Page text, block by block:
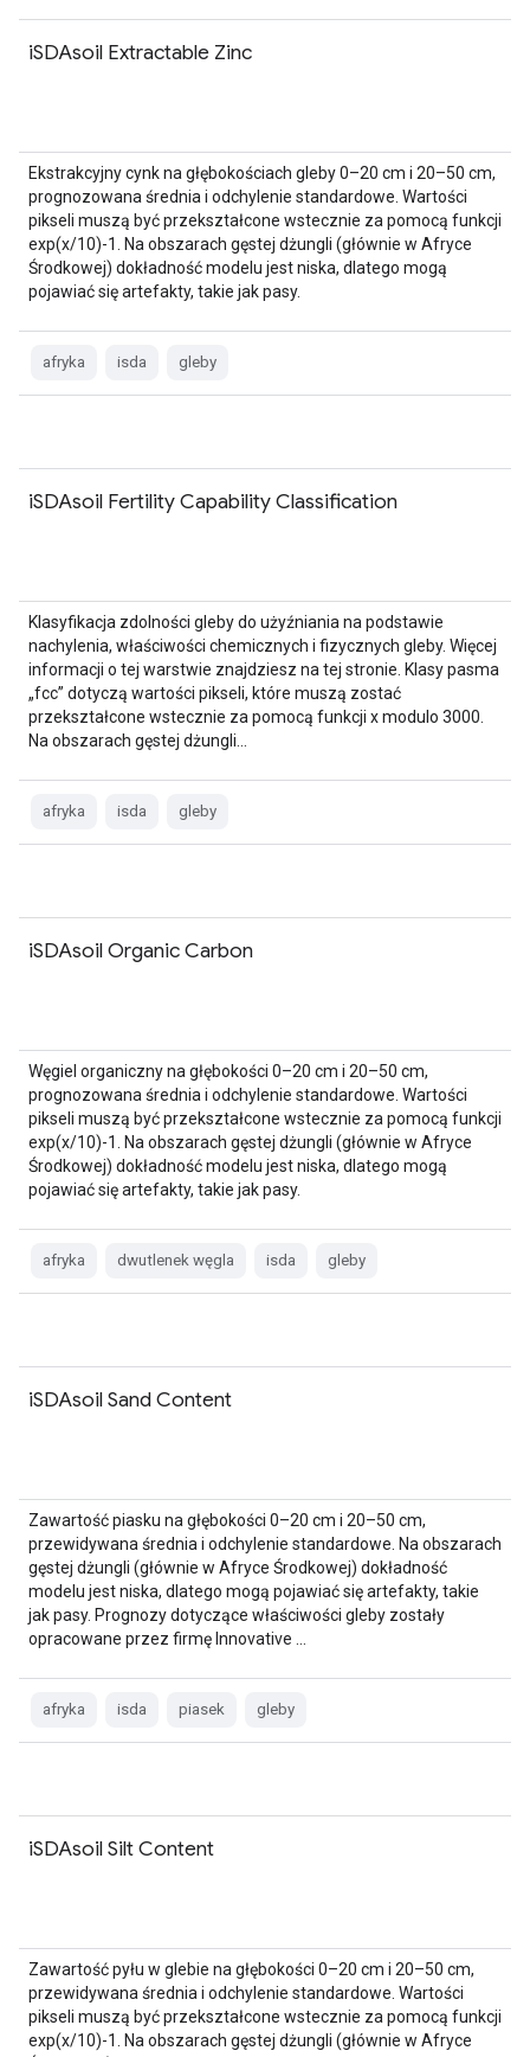
iSDAsoil Extractable Zinc
Ekstrakcyjny cynk na głębokościach gleby 0–20 cm i 20–50 cm,
prognozowana średnia i odchylenie standardowe. Wartości
pikseli muszą być przekształcone wstecznie za pomocą funkcji
exp(x/10)-1. Na obszarach gęstej dżungli (głównie w Afryce
Środkowej) dokładność modelu jest niska, dlatego mogą
pojawiać się artefakty, takie jak pasy.
afryka isda gleby
iSDAsoil Fertility Capability Classification
Klasyfikacja zdolności gleby do użyźniania na podstawie
nachylenia, właściwości chemicznych i fizycznych gleby. Więcej
informacji o tej warstwie znajdziesz na tej stronie. Klasy pasma
„fcc” dotyczą wartości pikseli, które muszą zostać
przekształcone wstecznie za pomocą funkcji x modulo 3000.
Na obszarach gęstej dżungli…
afryka isda gleby
iSDAsoil Organic Carbon
Węgiel organiczny na głębokości 0–20 cm i 20–50 cm,
prognozowana średnia i odchylenie standardowe. Wartości
pikseli muszą być przekształcone wstecznie za pomocą funkcji
exp(x/10)-1. Na obszarach gęstej dżungli (głównie w Afryce
Środkowej) dokładność modelu jest niska, dlatego mogą
pojawiać się artefakty, takie jak pasy.
afryka dwutlenek węgla isda gleby
iSDAsoil Sand Content
Zawartość piasku na głębokości 0–20 cm i 20–50 cm,
przewidywana średnia i odchylenie standardowe. Na obszarach
gęstej dżungli (głównie w Afryce Środkowej) dokładność
modelu jest niska, dlatego mogą pojawiać się artefakty, takie
jak pasy. Prognozy dotyczące właściwości gleby zostały
opracowane przez firmę Innovative …
afryka isda piasek gleby
iSDAsoil Silt Content
Zawartość pyłu w glebie na głębokości 0–20 cm i 20–50 cm,
przewidywana średnia i odchylenie standardowe. Wartości
pikseli muszą być przekształcone wstecznie za pomocą funkcji
exp(x/10)-1. Na obszarach gęstej dżungli (głównie w Afryce